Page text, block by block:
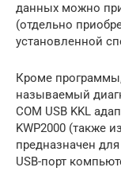
данных можно
(отдельно
установленной
Кроме
называемый
COM USB KKL
KWP2000 (также
предназначен
USB-порт